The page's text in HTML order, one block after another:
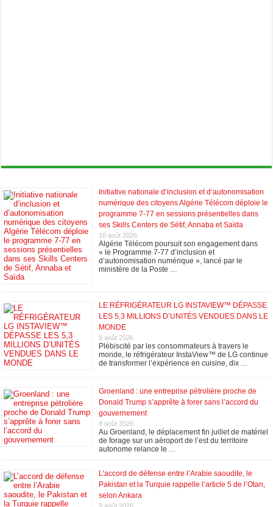
Initiative nationale d’inclusion et d’autonomisation
numérique des citoyens Algérie Télécom déploie le
programme 7-77 en sessions présentielles dans
ses Skills Centers de Sétif, Annaba et Saïda
10 août 2026
Algérie Télécom poursuit son engagement dans
« le Programme 7-77 d’inclusion et
d’autonomisation numérique », lancé par le
ministère de la Poste …
LE RÉFRIGÉRATEUR LG INSTAVIEW™ DÉPASSE
LES 5,3 MILLIONS D’UNITÉS VENDUES DANS LE
MONDE
9 août 2026
Plébiscité par les consommateurs à travers le
monde, le réfrigérateur InstaView™ de LG continue
de transformer l’expérience en cuisine, dix …
Groenland : une entreprise pétrolière proche de
Donald Trump s’apprête à forer sans l’accord du
gouvernement
9 août 2026
Au Groenland, le déplacement fin juillet de matériel
de forage sur un aéroport de l’est du territoire
autonome relance le …
L’accord de défense entre l’Arabie saoudite, le
Pakistan et la Turquie rappelle l’article 5 de l’Otan,
selon Ankara